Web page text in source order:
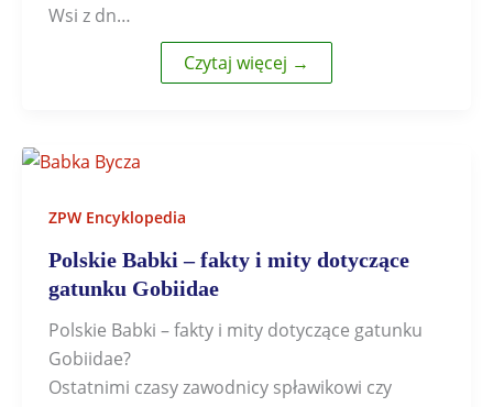
Wsi z dn…
Czytaj więcej →
ZPW Encyklopedia
Polskie Babki – fakty i mity dotyczące
gatunku Gobiidae
Polskie Babki – fakty i mity dotyczące gatunku
Gobiidae?
Ostatnimi czasy zawodnicy spławikowi czy